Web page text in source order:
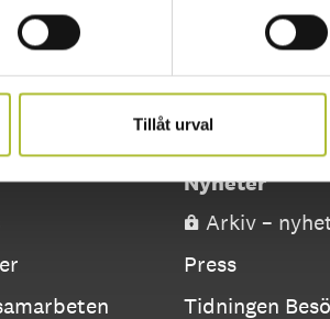
Tillåt urval
Nyheter
Arkiv –
Press
Tidningen